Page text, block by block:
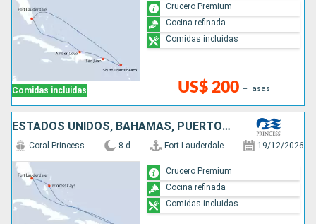
Comidas incluidas US$ 200 +Tasas
Crucero Premium
Cocina refinada
Comidas incluidas
ESTADOS UNIDOS, BAHAMAS, PUERTO RICO, SAN MARTÍN
Coral Princess 8 d Fort Lauderdale 19/12/2026
Crucero Premium
Cocina refinada
Comidas incluidas